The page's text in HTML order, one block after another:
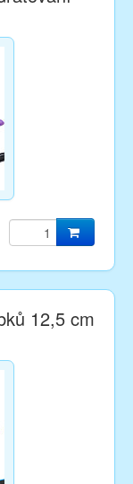
12,5 cm